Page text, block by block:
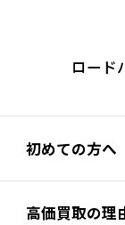
ロード
初めての方へ
高価買取の理